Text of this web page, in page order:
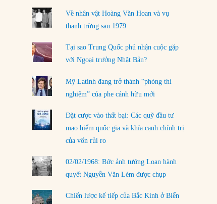
LOAD MORE
Về nhân vật Hoàng Văn Hoan và vụ
thanh trừng sau 1979
Tại sao Trung Quốc phủ nhận cuộc gặp
với Ngoại trưởng Nhật Bản?
Mỹ Latinh đang trở thành “phòng thí
nghiệm” của phe cánh hữu mới
Đặt cược vào thất bại: Các quỹ đầu tư
mạo hiểm quốc gia và khía cạnh chính trị
của vốn rủi ro
02/02/1968: Bức ảnh tướng Loan hành
quyết Nguyễn Văn Lém được chụp
Chiến lược kế tiếp của Bắc Kinh ở Biển